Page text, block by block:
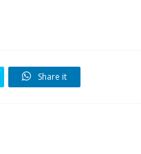
Share it